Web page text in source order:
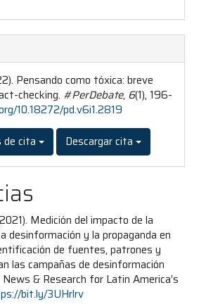
Pensando como tóxica: breve
checking. #PerDebate, 6(1), 196-
10.18272/pd.v6i1.2819
cita
Descargar cita
Medición del impacto de la
desinformación y la propaganda en
de fuentes, patrones y
las campañas de desinformación
& Research for Latin America’s
bit.ly/3UHrlrv